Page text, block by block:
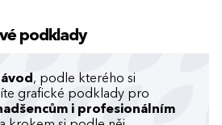
podklady
, podle kterého si
grafické podklady pro
i profesionálním